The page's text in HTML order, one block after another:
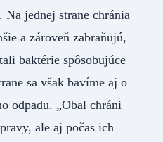
jednej strane chránia
a zároveň zabraňujú,
baktérie spôsobujúce
sa však bavíme aj o
odpadu. „Obal chráni
ale aj počas ich